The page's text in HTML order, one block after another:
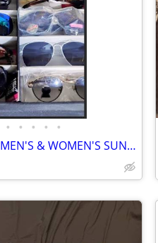
• • • • •
ASSORTED PAIRS OF MEN'S & WOMEN'S SUNGLASSES